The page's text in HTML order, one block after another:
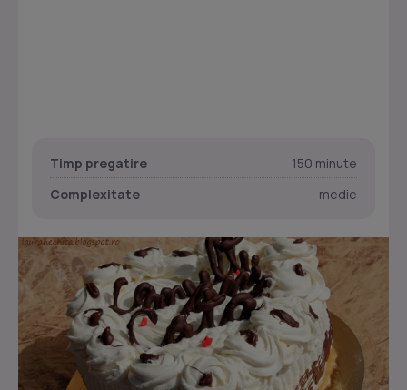
Timp pregatire
150 minute
Complexitate
medie